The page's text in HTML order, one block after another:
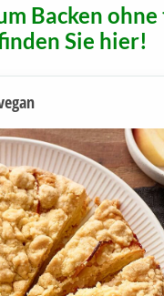
Backen
Sie hier!